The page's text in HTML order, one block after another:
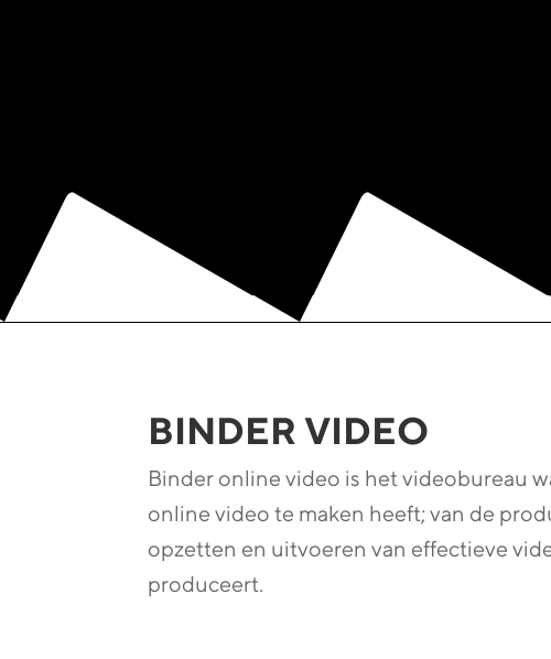
BINDER VIDEO
Binder online video is het videobureau
online video te maken heeft; van de
opzetten en uitvoeren van effectieve
produceert.